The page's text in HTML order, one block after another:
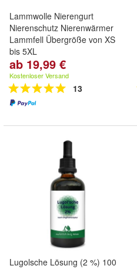
Lammwolle Nierengurt
Nierenschutz Nierenwärmer
Lammfell Übergröße von XS
bis 5XL
ab 19,99 €
Kostenloser Versand
13
Lugolsche Lösung (2 %) 100